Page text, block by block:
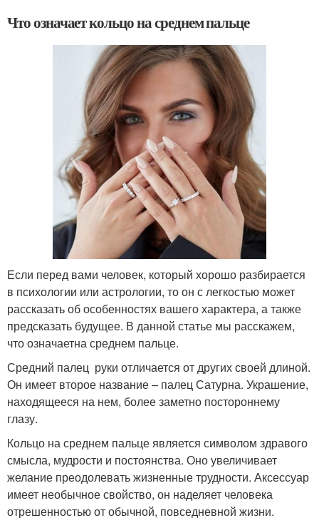
Что означает кольцо на среднем пальце
Если перед вами человек, который хорошо разбирается
в психологии или астрологии, то он с легкостью может
рассказать об особенностях вашего характера, а также
предсказать будущее. В данной статье мы расскажем,
что означаетна среднем пальце.
Средний палец руки отличается от других своей длиной.
Он имеет второе название – палец Сатурна. Украшение,
находящееся на нем, более заметно постороннему
глазу.
Кольцо на среднем пальце является символом здравого
смысла, мудрости и постоянства. Оно увеличивает
желание преодолевать жизненные трудности. Аксессуар
имеет необычное свойство, он наделяет человека
отрешенностью от обычной, повседневной жизни.